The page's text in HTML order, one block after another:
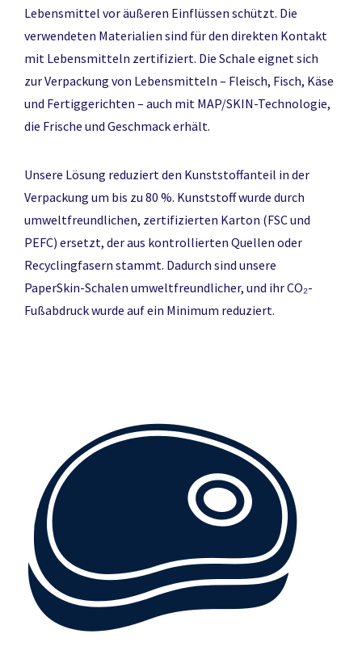
Lebensmittel vor äußeren Einflüssen schützt. Die
verwendeten Materialien sind für den direkten Kontakt
mit Lebensmitteln zertifiziert. Die Schale eignet sich
zur Verpackung von Lebensmitteln – Fleisch, Fisch, Käse
und Fertiggerichten – auch mit MAP/SKIN-Technologie,
die Frische und Geschmack erhält.
Unsere Lösung reduziert den Kunststoffanteil in der
Verpackung um bis zu 80 %. Kunststoff wurde durch
umweltfreundlichen, zertifizierten Karton (FSC und
PEFC) ersetzt, der aus kontrollierten Quellen oder
Recyclingfasern stammt. Dadurch sind unsere
PaperSkin-Schalen umweltfreundlicher, und ihr CO₂-
Fußabdruck wurde auf ein Minimum reduziert.